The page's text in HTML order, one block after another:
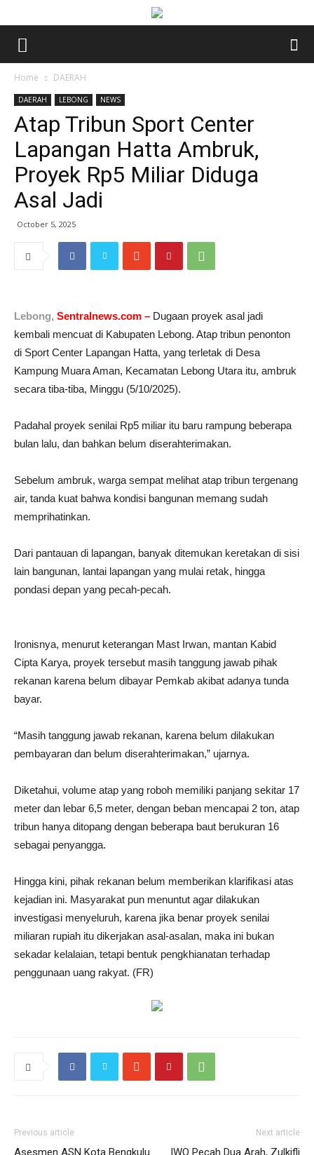
Home DAERAH
DAERAH LEBONG NEWS
Atap Tribun Sport Center
Lapangan Hatta Ambruk,
Proyek Rp5 Miliar Diduga
Asal Jadi
October 5, 2025
Lebong, Sentralnews.com – Dugaan proyek asal jadi
kembali mencuat di Kabupaten Lebong. Atap tribun penonton
di Sport Center Lapangan Hatta, yang terletak di Desa
Kampung Muara Aman, Kecamatan Lebong Utara itu, ambruk
secara tiba-tiba, Minggu (5/10/2025).
Padahal proyek senilai Rp5 miliar itu baru rampung beberapa
bulan lalu, dan bahkan belum diserahterimakan.
Sebelum ambruk, warga sempat melihat atap tribun tergenang
air, tanda kuat bahwa kondisi bangunan memang sudah
memprihatinkan.
Dari pantauan di lapangan, banyak ditemukan keretakan di sisi
lain bangunan, lantai lapangan yang mulai retak, hingga
pondasi depan yang pecah-pecah.
Ironisnya, menurut keterangan Mast Irwan, mantan Kabid
Cipta Karya, proyek tersebut masih tanggung jawab pihak
rekanan karena belum dibayar Pemkab akibat adanya tunda
bayar.
“Masih tanggung jawab rekanan, karena belum dilakukan
pembayaran dan belum diserahterimakan,” ujarnya.
Diketahui, volume atap yang roboh memiliki panjang sekitar 17
meter dan lebar 6,5 meter, dengan beban mencapai 2 ton, atap
tribun hanya ditopang dengan beberapa baut berukuran 16
sebagai penyangga.
Hingga kini, pihak rekanan belum memberikan klarifikasi atas
kejadian ini. Masyarakat pun menuntut agar dilakukan
investigasi menyeluruh, karena jika benar proyek senilai
miliaran rupiah itu dikerjakan asal-asalan, maka ini bukan
sekadar kelalaian, tetapi bentuk pengkhianatan terhadap
penggunaan uang rakyat. (FR)
Previous article
Asesmen ASN Kota Bengkulu
Next article
IWO Pecah Dua Arah, Zulkifli